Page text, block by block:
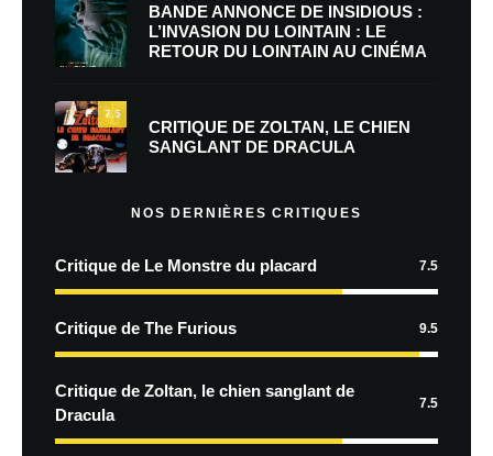
BANDE ANNONCE DE INSIDIOUS :
L’INVASION DU LOINTAIN : LE
RETOUR DU LOINTAIN AU CINÉMA
7.5
CRITIQUE DE ZOLTAN, LE CHIEN
SANGLANT DE DRACULA
NOS DERNIÈRES CRITIQUES
Critique de Le Monstre du placard 7.5
Critique de The Furious 9.5
Critique de Zoltan, le chien sanglant de
Dracula
7.5